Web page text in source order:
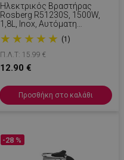
Ηλεκτρικός Βραστήρας
Rosberg R51230S, 1500W,
1,8L, Inox, Αυτόματη
Απενεργοποίηση, Κόκκινο/
Μαύρο
★ ★ ★ ★ ★ (1)
Π.Λ.Τ: 15.99 €
12.90 €
Προσθήκη στο καλάθι
-28 %